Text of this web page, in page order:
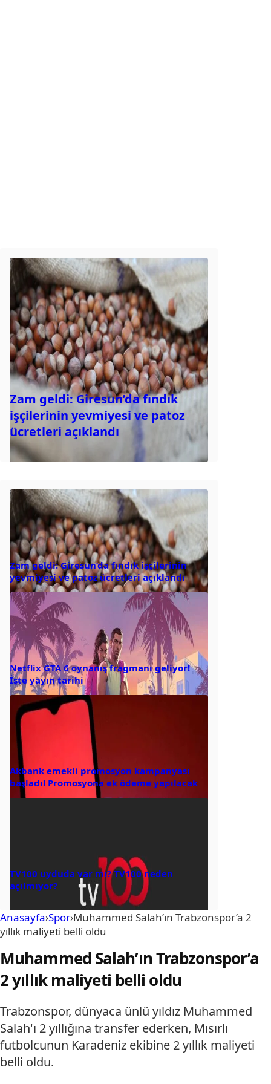
Zam geldi: Giresun’da fındık
işçilerinin yevmiyesi ve patoz
ücretleri açıklandı
Zam geldi: Giresun’da fındık işçilerinin
yevmiyesi ve patoz ücretleri açıklandı
Netflix GTA 6 oynanış fragmanı geliyor!
İşte yayın tarihi
Akbank emekli promosyon kampanyası
başladı! Promosyona ek ödeme yapılacak
TV100 uyduda var mı? TV100 neden
açılmıyor?
Anasayfa›Spor›Muhammed Salah’ın Trabzonspor’a 2
yıllık maliyeti belli oldu
Muhammed Salah’ın Trabzonspor’a
2 yıllık maliyeti belli oldu
Trabzonspor, dünyaca ünlü yıldız Muhammed
Salah'ı 2 yıllığına transfer ederken, Mısırlı
futbolcunun Karadeniz ekibine 2 yıllık maliyeti
belli oldu.